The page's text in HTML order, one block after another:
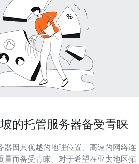
的托管服务器备受青睐
器因其优越的地理位置、高速的网络连
量而备受青睐。对于希望在亚太地区拓